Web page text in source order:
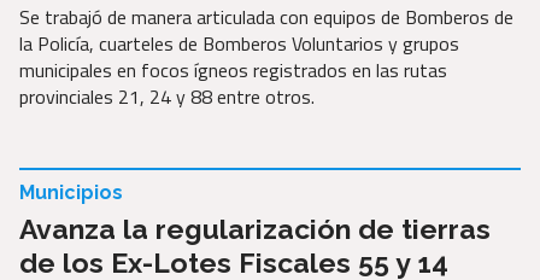
Se trabajó de manera articulada con equipos de Bomberos de
la Policía, cuarteles de Bomberos Voluntarios y grupos
municipales en focos ígneos registrados en las rutas
provinciales 21, 24 y 88 entre otros.
Avanza la regularización de tierras
de los Ex-Lotes Fiscales 55 y 14
Municipios